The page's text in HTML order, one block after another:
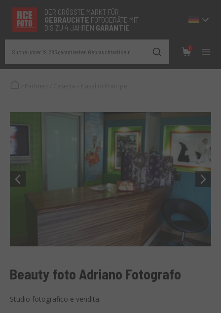
DER GRÖSSTE MARKT FÜR
GEBRAUCHTE FOTOGERÄTE MIT
BIS ZU 4 JAHREN GARANTIE
Suche unter 19.285 garantierten Gebrauchtartikeln
0
Beauty foto Adriano Fotografo
Studio fotografico e vendita.